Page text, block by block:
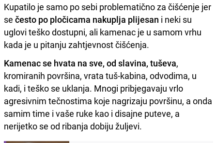
Kupatilo je samo po sebi problematično za čišćenje jer
se često po pločicama nakuplja plijesan i neki su
uglovi teško dostupni, ali kamenac je u samom vrhu
kada je u pitanju zahtjevnost čišćenja.
Kamenac se hvata na sve, od slavina, tuševa,
kromiranih površina, vrata tuš-kabina, odvodima, u
kadi, i teško se uklanja. Mnogi pribjegavaju vrlo
agresivnim tečnostima koje nagrizaju površinu, a onda
samim time i vaše ruke kao i disajne puteve, a
nerijetko se od ribanja dobiju žuljevi.